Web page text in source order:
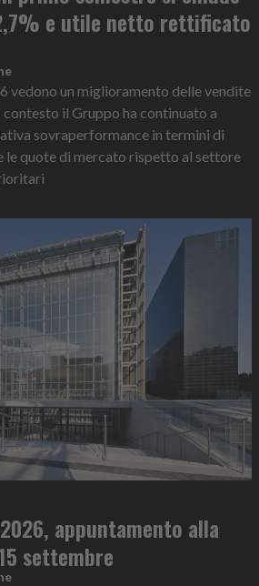
e utile netto rettificato
vedono un miglioramento delle vendite
contesto il Gruppo ha continuato a
sovraperformance in termini di
le quote di mercato rispetto al settore
appuntamento alla
settembre